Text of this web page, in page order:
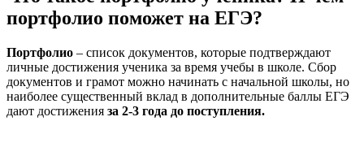
портфолио поможет на ЕГЭ?
Портфолио – список документов, которые подтверждают
личные достижения ученика за время учебы в школе. Сбор
документов и грамот можно начинать с начальной школы, но
наиболее существенный вклад в дополнительные баллы ЕГЭ
дают достижения за 2-3 года до поступления.